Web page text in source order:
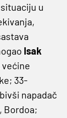
u
Isak
33-
napadač
Bordoa;